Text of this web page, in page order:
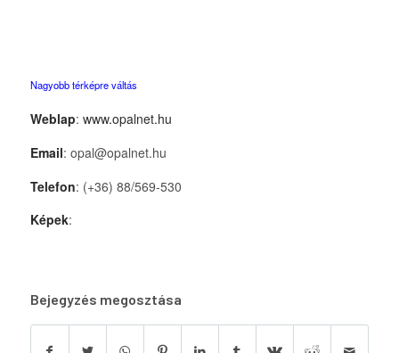
Nagyobb térképre váltás
Weblap: www.opalnet.hu
Email: opal@opalnet.hu
Telefon: (+36) 88/569-530
Képek:
Bejegyzés megosztása